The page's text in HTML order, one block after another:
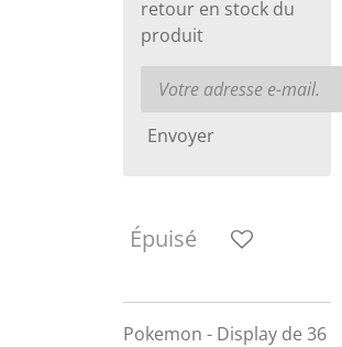
retour en stock du
produit
Envoyer
Épuisé
Pokemon - Display de 36